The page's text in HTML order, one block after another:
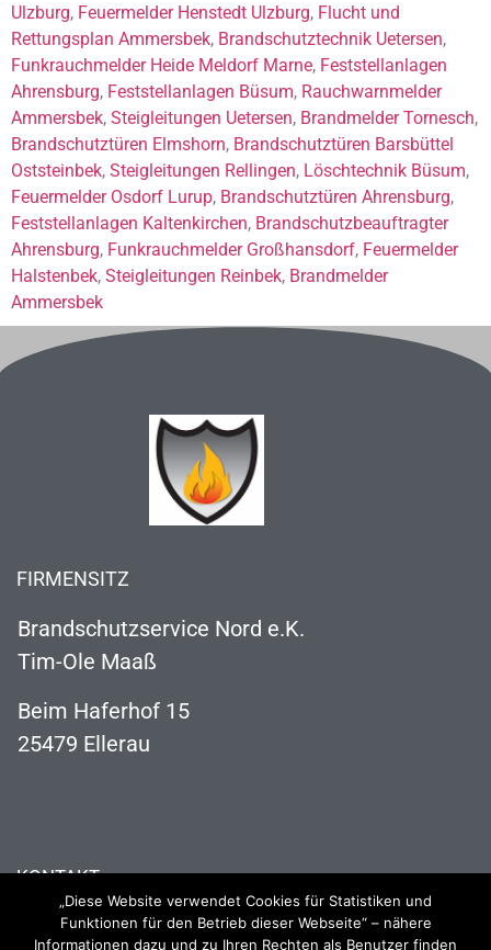
Ulzburg, Feuermelder Henstedt Ulzburg, Flucht und
Rettungsplan Ammersbek, Brandschutztechnik Uetersen,
Funkrauchmelder Heide Meldorf Marne, Feststellanlagen
Ahrensburg, Feststellanlagen Büsum, Rauchwarnmelder
Ammersbek, Steigleitungen Uetersen, Brandmelder Tornesch,
Brandschutztüren Elmshorn, Brandschutztüren Barsbüttel
Oststeinbek, Steigleitungen Rellingen, Löschtechnik Büsum,
Feuermelder Osdorf Lurup, Brandschutztüren Ahrensburg,
Feststellanlagen Kaltenkirchen, Brandschutzbeauftragter
Ahrensburg, Funkrauchmelder Großhansdorf, Feuermelder
Halstenbek, Steigleitungen Reinbek, Brandmelder
Ammersbek
FIRMENSITZ
Brandschutzservice Nord e.K.
Tim-Ole Maaß
Beim Haferhof 15
25479 Ellerau
KONTAKT
04106 121 63 73
„Diese Website verwendet Cookies für Statistiken und
Funktionen für den Betrieb dieser Webseite“ – nähere
Informationen dazu und zu Ihren Rechten als Benutzer finden